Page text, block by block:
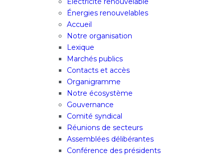
Énergies renouvelables
Accueil
Notre organisation
Lexique
Marchés publics
Contacts et accès
Organigramme
Notre écosystème
Gouvernance
Comité syndical
Réunions de secteurs
Assemblées délibérantes
Conférence des présidents